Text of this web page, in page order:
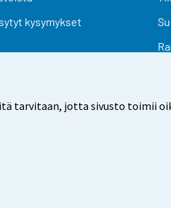
tarvitaan, jotta sivusto toimii
kysymykset